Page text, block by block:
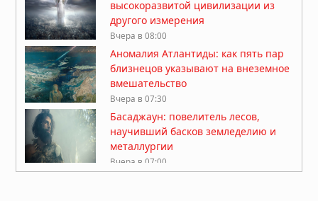
высокоразвитой цивилизации из
другого измерения
Вчера в 08:00
Аномалия Атлантиды: как пять пар
близнецов указывают на внеземное
вмешательство
Вчера в 07:30
Басаджаун: повелитель лесов,
научивший басков земледелию и
металлургии
Вчера в 07:00